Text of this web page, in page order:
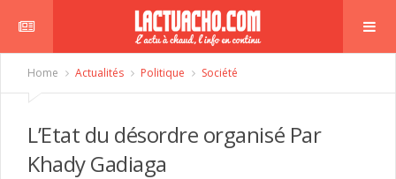
Home Actualités Politique Société
L’Etat du désordre organisé Par
Khady Gadiaga